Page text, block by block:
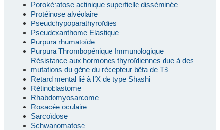
Porokératose actinique superfielle disséminée
Protéinose alvéolaire
Pseudohypoparathyroïdies
Pseudoxanthome Elastique
Purpura rhumatoïde
Purpura Thrombopénique Immunologique
Résistance aux hormones thyroïdiennes due à des
mutations du gène du récepteur bêta de T3
Retard mental lié à l’X de type Shashi
Rétinoblastome
Rhabdomyosarcome
Rosacée oculaire
Sarcoïdose
Schwanomatose